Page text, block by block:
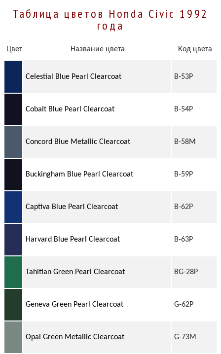
Таблица цветов Honda Civic 1992
года
Цвет Название цвета Код цвета
Celestial Blue Pearl Clearcoat B-53P
Cobalt Blue Pearl Clearcoat B-54P
Concord Blue Metallic Clearcoat B-58M
Buckingham Blue Pearl Clearcoat B-59P
Captiva Blue Pearl Clearcoat B-62P
Harvard Blue Pearl Clearcoat B-63P
Tahitian Green Pearl Clearcoat BG-28P
Geneva Green Pearl Clearcoat G-62P
Opal Green Metallic Clearcoat G-73M